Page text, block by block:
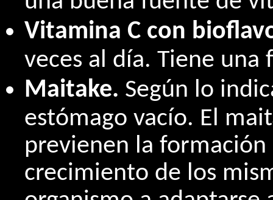
Vitamina C con
veces al día. Tiene
Maitake. Según lo
estómago vacío. El
previenen la
crecimiento de los